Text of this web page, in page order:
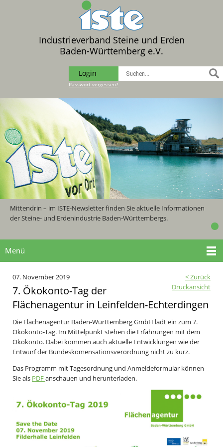
Industrieverband Steine und Erden
Baden-Württemberg e.V.
Login
Passwort vergessen?
Mittendrin – im ISTE-Newsletter finden Sie aktuelle Informationen
der Steine- und Erdenindustrie Baden-Württembergs.
Menü
< Zurück
Druckansicht
07. November 2019
7. Ökokonto-Tag der
Flächenagentur in Leinfelden-Echterdingen
Die Flächenagentur Baden-Württemberg GmbH lädt ein zum 7.
Ökokonto-Tag. Im Mittelpunkt stehen die Erfahrungen mit dem
Ökokonto. Dabei kommen auch aktuelle Entwicklungen wie der
Entwurf der Bundeskomensationsverordnung nicht zu kurz.
Das Programm mit Tagesordnung und Anmeldeformular können
Sie als PDFanschauen und herunterladen.